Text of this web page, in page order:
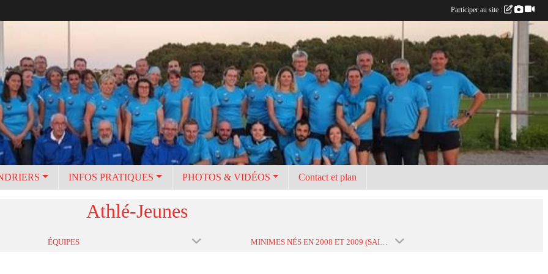
INFOS PRATIQUES PHOTOS & VIDÉOS Contact et plan
Athlé-Jeunes
ÉQUIPES
Participer au site :